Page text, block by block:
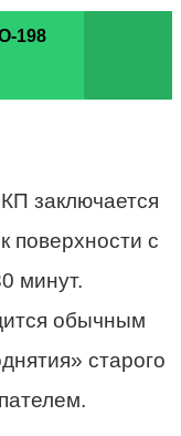
198
заключается
поверхности с
минут.
обычным
старого